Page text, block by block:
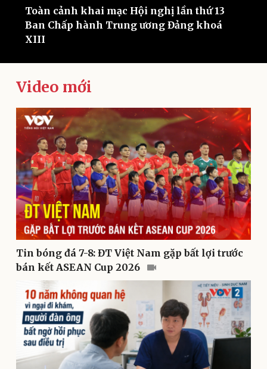
Kinh tế
Bất động sản
Khởi nghiệp
Thị trường
Giá vàng
Tiêu dùng
Tỷ giá
Chứng khoán
Giá cà phê
Toàn cảnh khai mạc Hội nghị lần thứ 13
Ban Chấp hành Trung ương Đảng khoá
XIII
Video mới
Tin bóng đá 7-8: ĐT Việt Nam gặp bất lợi trước
bán kết ASEAN Cup 2026